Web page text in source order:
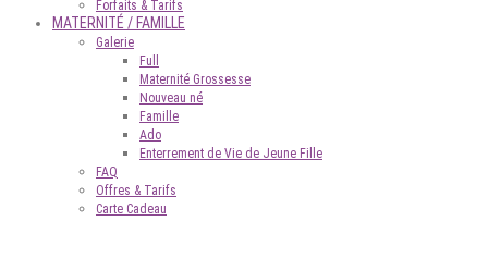
Forfaits & Tarifs
MATERNITÉ / FAMILLE
Galerie
Full
Maternité Grossesse
Nouveau né
Famille
Ado
Enterrement de Vie de Jeune Fille
FAQ
Offres & Tarifs
Carte Cadeau